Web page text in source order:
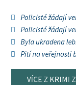
Policisté žádají
Policisté žádají
Byla ukradena
Pití na veřejnosti
VÍCE Z KRIMI